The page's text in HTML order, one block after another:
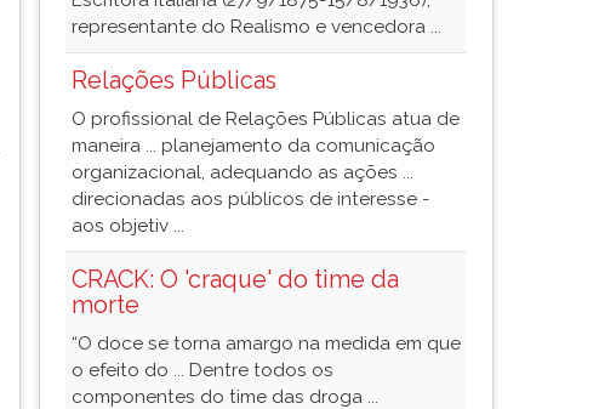
representante do Realismo e vencedora ...
Relações Públicas
O profissional de Relações Públicas atua de
maneira ... planejamento da comunicação
organizacional, adequando as ações ...
direcionadas aos públicos de interesse -
aos objetiv ...
CRACK: O 'craque' do time da
morte
“O doce se torna amargo na medida em que
o efeito do ... Dentre todos os
componentes do time das droga ...